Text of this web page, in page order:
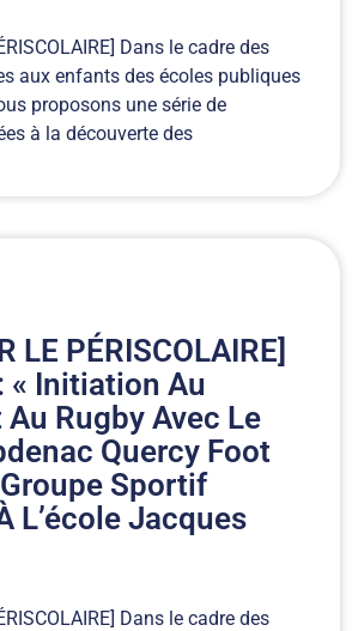
Dans le cadre des
aux enfants des écoles publiques
proposons une série de
à la découverte des
« Initiation Au
Rugby Avec Le
Quercy Foot
Sportif
L’école Jacques
Dans le cadre des